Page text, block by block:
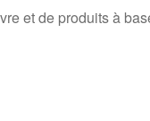
et de produits à